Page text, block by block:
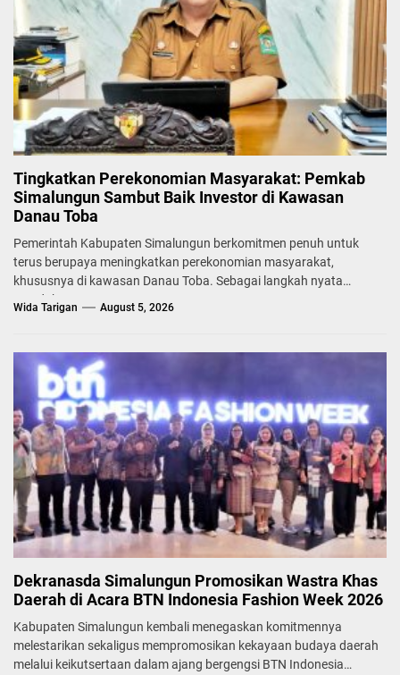
Tingkatkan Perekonomian Masyarakat: Pemkab
Simalungun Sambut Baik Investor di Kawasan
Danau Toba
Pemerintah Kabupaten Simalungun berkomitmen penuh untuk
terus berupaya meningkatkan perekonomian masyarakat,
khususnya di kawasan Danau Toba. Sebagai langkah nyata
mendukung...
Wida Tarigan August 5, 2026
Dekranasda Simalungun Promosikan Wastra Khas
Daerah di Acara BTN Indonesia Fashion Week 2026
Kabupaten Simalungun kembali menegaskan komitmennya
melestarikan sekaligus mempromosikan kekayaan budaya daerah
melalui keikutsertaan dalam ajang bergengsi BTN Indonesia